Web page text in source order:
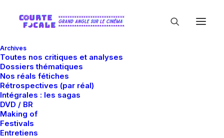
Archives
Toutes nos critiques et analyses
Dossiers thématiques
Nos réals fétiches
Rétrospectives (par réal)
Intégrales : les sagas
DVD / BR
Making of
Festivals
Entretiens